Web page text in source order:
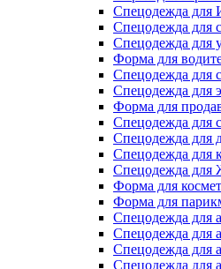
Спецодежда для
Спецодежда для
Спецодежда для
Форма для
Спецодежда для
Спецодежда для
Форма для
Спецодежда для
Спецодежда для
Спецодежда для
Спецодежда
Форма для
Форма для
Спецодежда для
Спецодежда для
Спецодежда для
Спецодежда для